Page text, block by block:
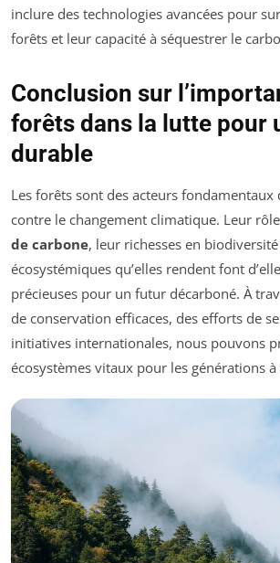
inclure des technologies avancées pour
forêts et leur capacité à séquestrer le
Conclusion sur
forêts dans la lutte pour
durable
Les forêts sont des acteurs fondamentaux
contre le changement climatique. Leur
de carbone, leur richesses en
écosystémiques qu’elles rendent font
précieuses pour un futur décarboné. À
de conservation efficaces, des efforts de
initiatives internationales, nous pouvons
écosystèmes vitaux pour les générations